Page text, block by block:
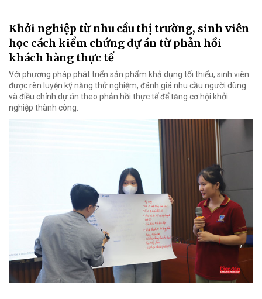
Khởi nghiệp từ nhu cầu thị trường, sinh viên
học cách kiểm chứng dự án từ phản hồi
khách hàng thực tế
Với phương pháp phát triển sản phẩm khả dụng tối thiểu, sinh viên
được rèn luyện kỹ năng thử nghiệm, đánh giá nhu cầu người dùng
và điều chỉnh dự án theo phản hồi thực tế để tăng cơ hội khởi
nghiệp thành công.